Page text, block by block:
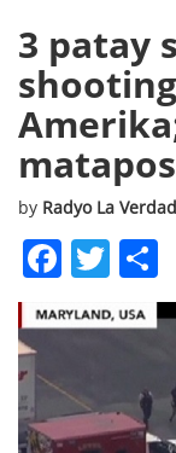
3 patay
by Radyo La Verdad